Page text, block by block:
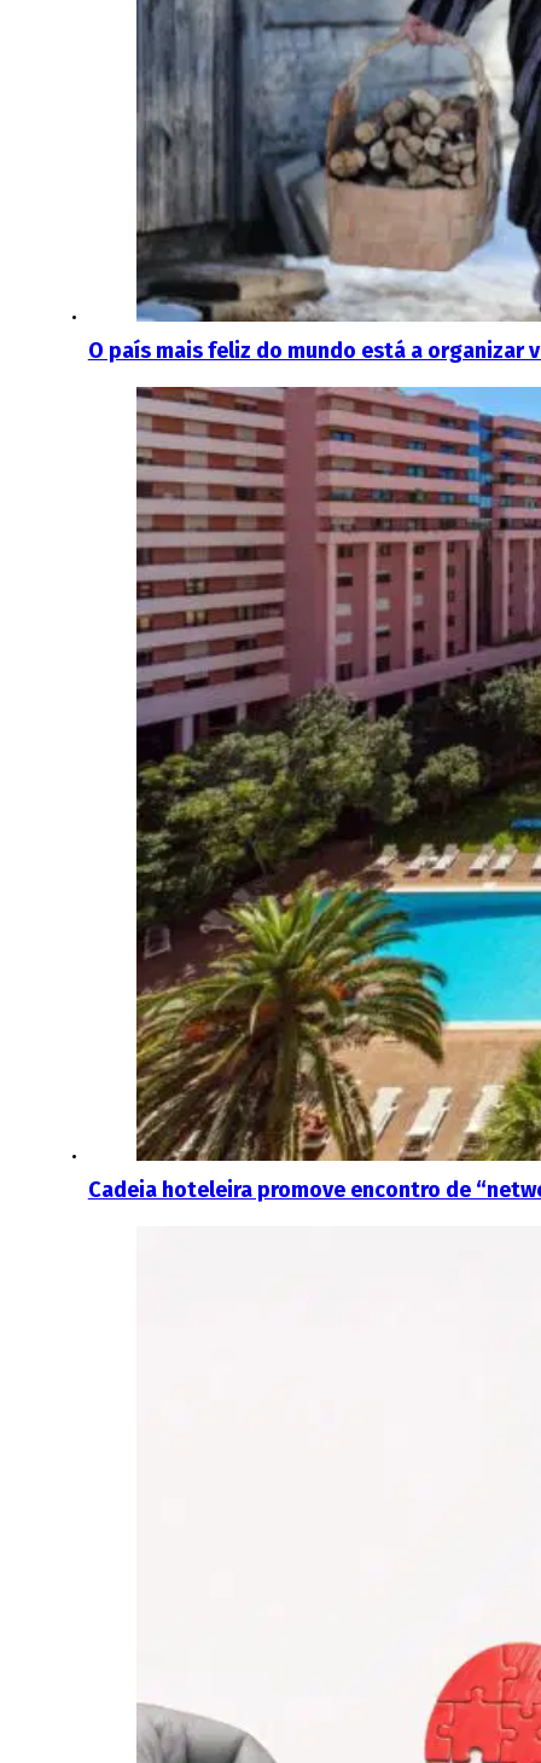
O país mais feliz do mundo está a
Cadeia hoteleira promove encontro de